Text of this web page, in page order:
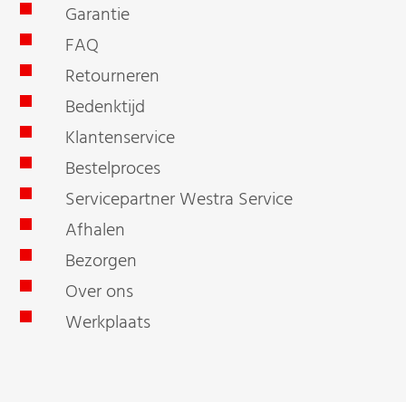
Garantie
FAQ
Retourneren
Bedenktijd
Klantenservice
Bestelproces
Servicepartner Westra Service
Afhalen
Bezorgen
Over ons
Werkplaats